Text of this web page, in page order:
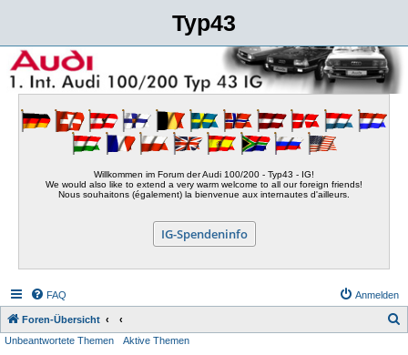
Typ43
Willkommen im Forum der Audi 100/200 - Typ43 - IG!
We would also like to extend a very warm welcome to all our foreign friends!
Nous souhaitons (également) la bienvenue aux internautes d'ailleurs.
IG-Spendeninfo
FAQ Anmelden
Foren-Übersicht
Unbeantwortete Themen Aktive Themen